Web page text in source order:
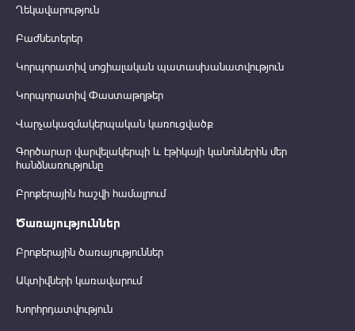
Ղեկավարություն
Բաժնետերեր
Կորպորատիվ սոցիալական պատասխանատվություն
Կորպորատիվ Փաստաթղթեր
Վարչակազմակերպական կառուցվածք
Գործարար վարվելակերպի և էթիկայի կանոններին մեր
հանձնառությունը
Բրոքերային հաշվի համալրում
Ծառայություններ
Բրոքերային ծառայություններ
Ակտիվների կառավարում
Խորհրդատվություն